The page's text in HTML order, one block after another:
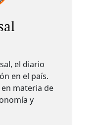
el diario
en el país.​
materia de
y